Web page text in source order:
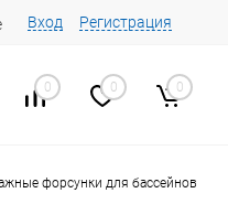
Вход Регистрация
0 0 0
форсунки для бассейнов